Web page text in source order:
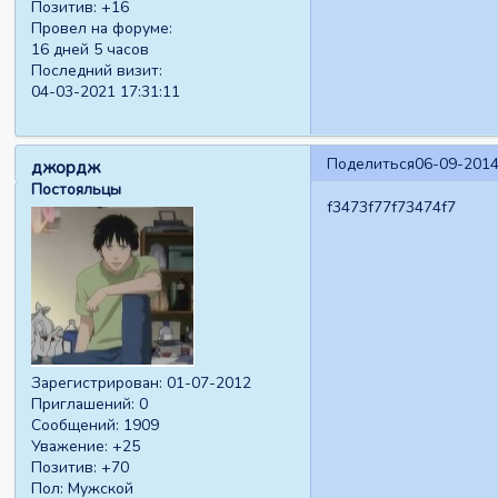
Позитив: +16
Провел на форуме:
16 дней 5 часов
Последний визит:
04-03-2021 17:31:11
Поделиться06-09-
джордж
Постояльцы
Зарегистрирован: 01-07-2012
Приглашений: 0
Сообщений: 1909
Уважение: +25
Позитив: +70
Пол: Мужской
f3473f77f73474f7